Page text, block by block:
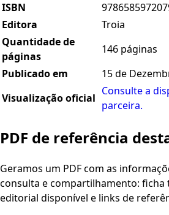
ISBN
Editora
Troia
Quantidade de
páginas
146 páginas
Publicado em
15 de
Visualização oficial
Consulte a
parceira.
PDF de referência
Geramos um PDF com as
consulta e compartilhamento: ficha
editorial disponível e links de